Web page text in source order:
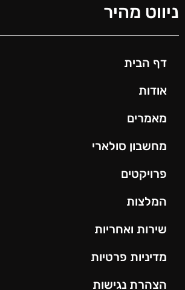
ניווט מהיר
דף הבית
אודות
מאמרים
מחשבון סולארי
פרויקטים
המלצות
שירות ואחריות
מדיניות פרטיות
הצהרת נגישות